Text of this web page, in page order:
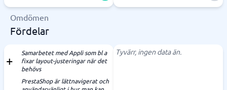
Omdömen
Fördelar
Samarbetet med Appli som bl a
fixar layout-justeringar när det
behövs
PrestaShop är lättnavigerat och
Tyvärr, ingen data än.